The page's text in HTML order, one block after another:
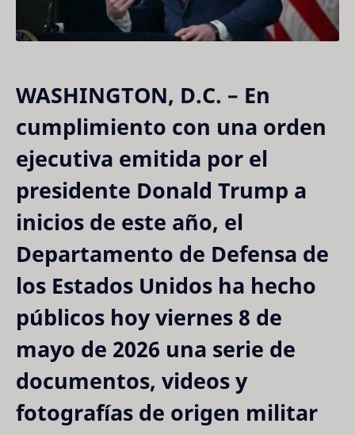
WASHINGTON, D.C. – En
cumplimiento con una orden
ejecutiva emitida por el
presidente Donald Trump a
inicios de este año, el
Departamento de Defensa de
los Estados Unidos ha hecho
públicos hoy viernes 8 de
mayo de 2026 una serie de
documentos, videos y
fotografías de origen militar